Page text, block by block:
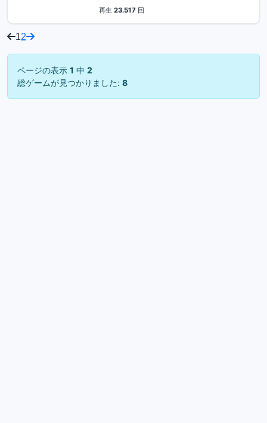
再生 23.517回
12
ページの表示 1 中 2
総ゲームが見つかりました: 8